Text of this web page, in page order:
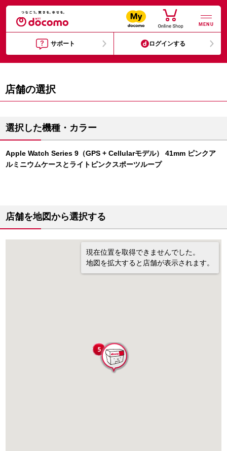
MENU
サポート ログインする
店舗の選択
選択した機種・カラー
Apple Watch Series 9（GPS + Cellularモデル） 41mm ピンクア
ルミニウムケースとライトピンクスポーツループ
店舗を地図から選択する
現在位置を取得できませんでした。
地図を拡大すると店舗が表示されます。